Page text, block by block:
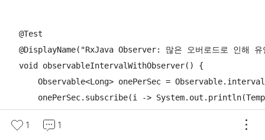
    @Test
@DisplayName("RxJava Observer: 많은 오버로드로 인해 유
    void observableIntervalWithObserver() {
Observable<Long> onePerSec =
onePerSec.subscribe(i ->
1 1